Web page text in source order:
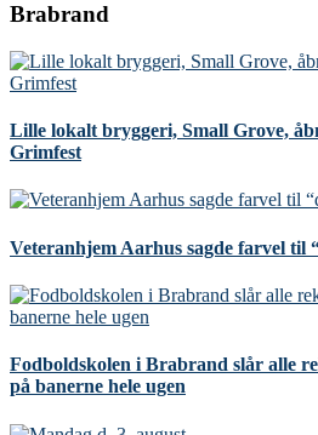
Brabrand
Lille lokalt bryggeri, Small Grove,
Grimfest
Veteranhjem Aarhus sagde farvel til
Fodboldskolen i Brabrand slår alle
på banerne hele ugen